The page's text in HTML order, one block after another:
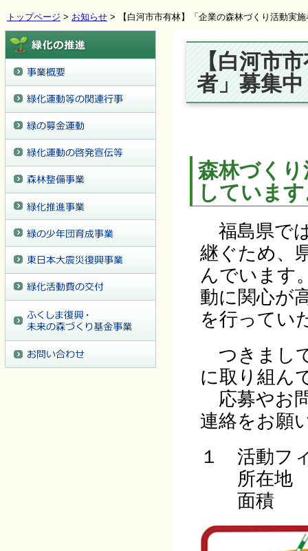
トップページ > お知らせ > 【白河市市有林】「企業の森林づくり活動実
【白河市
者」募集
森林づく
していま
福島県で
継ぐため、
んでいます
動に関心が
を行ってい
つきまし
に取り組ん
応募やお
連絡をお願
１ 活動フ
所在地 白
面積 約